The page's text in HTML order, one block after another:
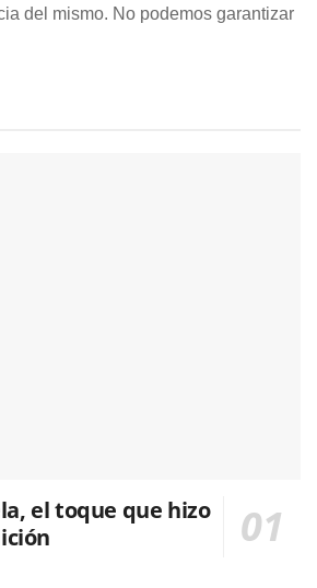
del mismo. No podemos garantizar
el toque que hizo